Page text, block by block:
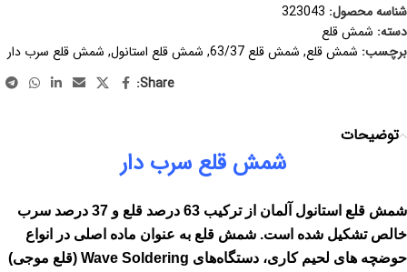
شناسه محصول: 323043
دسته: شمش قلع
برچسب: شمش قلع, شمش قلع 63/37 , شمش قلع استانول, شمش قلع سرب دار
Share:
توضیحات
شمش قلع سرب دار
شمش قلع استانول آلمان از ترکیب 63 درصد قلع و 37 درصد سرب
خالص تشکیل شده است. شمش قلع به عنوان ماده اصلی در انواع
حوضچه های لحیم
کاری، دستگاه‌های Wave Soldering (قلع موجی)